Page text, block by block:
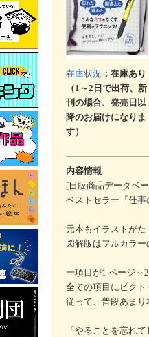
在庫状況 ：在庫あり
（1～2日で出荷、新
刊の場合、発売日以
降のお届けになりま
す）
内容情報
[日販商品データベ
ベストセラー『仕事
元本もイラストがた
図解版はフルカラー
一項目が1 ページ～
全ての項目にピクト
従って、普段あまり
「やることを忘れ